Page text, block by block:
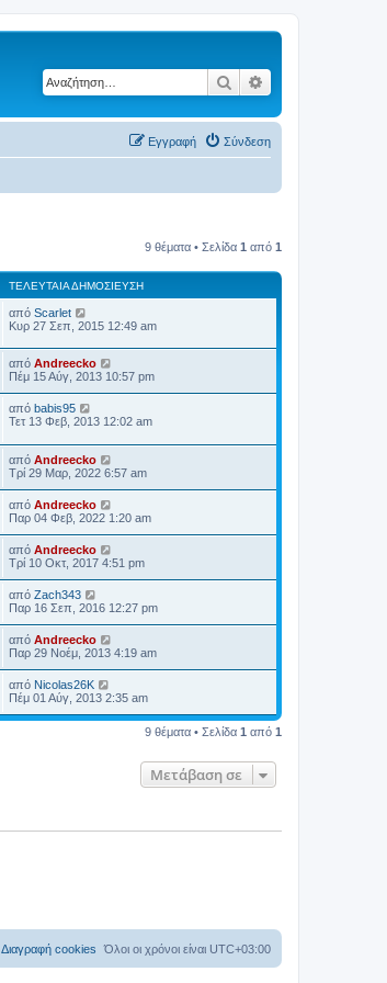
Αναζήτηση
Σύνδεση
Εγγραφή
9 θέματα • Σελίδα 1 από 1
ΤΕΛΕΥΤΑΊΑ ΔΗΜΟΣΊΕΥΣΗ
από Scarlet
Κυρ 27 Σεπ, 2015 12:49 am
από Andreecko
Πέμ 15 Αύγ, 2013 10:57 pm
από babis95
Τετ 13 Φεβ, 2013 12:02 am
από Andreecko
Τρί 29 Μαρ, 2022 6:57 am
από Andreecko
Παρ 04 Φεβ, 2022 1:20 am
από Andreecko
Τρί 10 Οκτ, 2017 4:51 pm
από Zach343
Παρ 16 Σεπ, 2016 12:27 pm
από Andreecko
Παρ 29 Νοέμ, 2013 4:19 am
από Nicolas26K
Πέμ 01 Αύγ, 2013 2:35 am
9 θέματα • Σελίδα 1 από 1
Μετάβαση σε
Όλοι οι χρόνοι είναι UTC+03:00
Διαγραφή cookies